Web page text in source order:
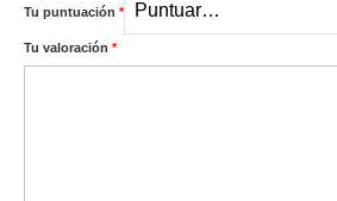
Tu puntuación *
Tu valoración *